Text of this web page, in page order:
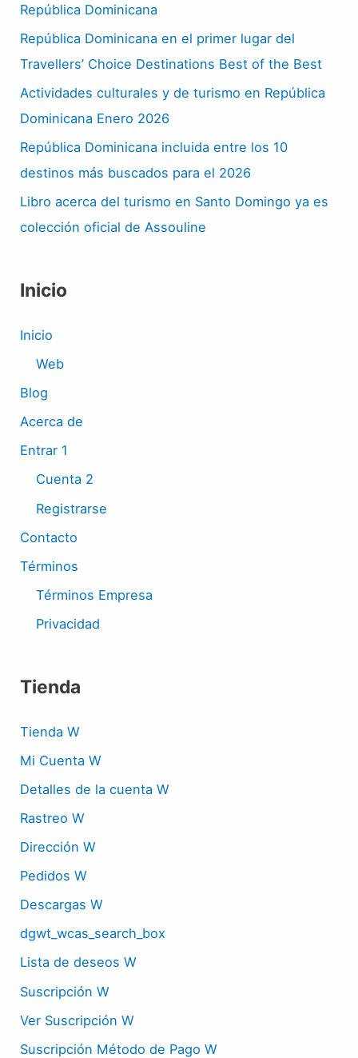
República Dominicana
República Dominicana en el primer lugar del
Travellers’ Choice Destinations Best of the Best
Actividades culturales y de turismo en República
Dominicana Enero 2026
República Dominicana incluida entre los 10
destinos más buscados para el 2026
Libro acerca del turismo en Santo Domingo ya es
colección oficial de Assouline
Inicio
Inicio
Web
Blog
Acerca de
Entrar 1
Cuenta 2
Registrarse
Contacto
Términos
Términos Empresa
Privacidad
Tienda
Tienda W
Mi Cuenta W
Detalles de la cuenta W
Rastreo W
Dirección W
Pedidos W
Descargas W
dgwt_wcas_search_box
Lista de deseos W
Suscripción W
Ver Suscripción W
Suscripción Método de Pago W